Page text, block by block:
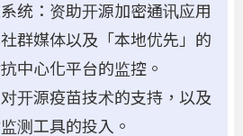
统：资助开源加密通讯应用
群媒体以及「本地优先」的
中心化平台的监控。
开源疫苗技术的支持，以及
测工具的投入。